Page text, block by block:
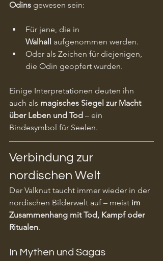
Odins gewesen sein:
Für jene, die in
Walhall aufgenommen werden.
Oder als Zeichen für diejenigen,
die Odin geopfert wurden.
Einige Interpretationen deuten ihn
auch als magisches Siegel zur Macht
über Leben und Tod – ein
Bindesymbol für Seelen.
Verbindung zur
nordischen Welt
Der Valknut taucht immer wieder in der
nordischen Bilderwelt auf – meist im
Zusammenhang mit Tod, Kampf oder
Ritualen.
In Mythen und Sagas